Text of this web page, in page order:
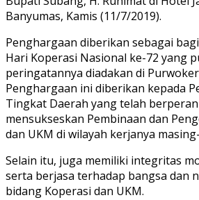
Banyumas, Kamis (11/7/2019).
Penghargaan diberikan sebagai
Hari Koperasi Nasional ke-72 yang
peringatannya diadakan di
Penghargaan ini diberikan kepada
Tingkat Daerah yang telah
mensukseskan Pembinaan dan
dan UKM di wilayah kerjanya
Selain itu, juga memiliki integritas
serta berjasa terhadap bangsa dan
bidang Koperasi dan UKM.